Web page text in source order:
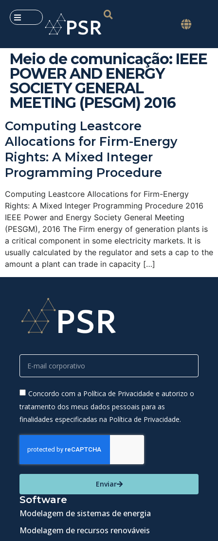
Meio de comunicação: IEEE
POWER AND ENERGY
SOCIETY GENERAL
MEETING (PESGM) 2016
Computing Leastcore
Allocations for Firm-Energy
Rights: A Mixed Integer
Programming Procedure
Computing Leastcore Allocations for Firm-Energy
Rights: A Mixed Integer Programming Procedure 2016
IEEE Power and Energy Society General Meeting
(PESGM), 2016 The Firm energy of generation plants is
a critical component in some electricity markets. It is
usually calculated by the regulator and sets a cap to the
amount a plant can trade in capacity […]
Concordo com a Política de Privacidade e autorizo o
tratamento dos meus dados pessoais para as
finalidades especificadas na Política de Privacidade.
Enviar
Software
Modelagem de sistemas de energia
Modelagem de recursos renováveis